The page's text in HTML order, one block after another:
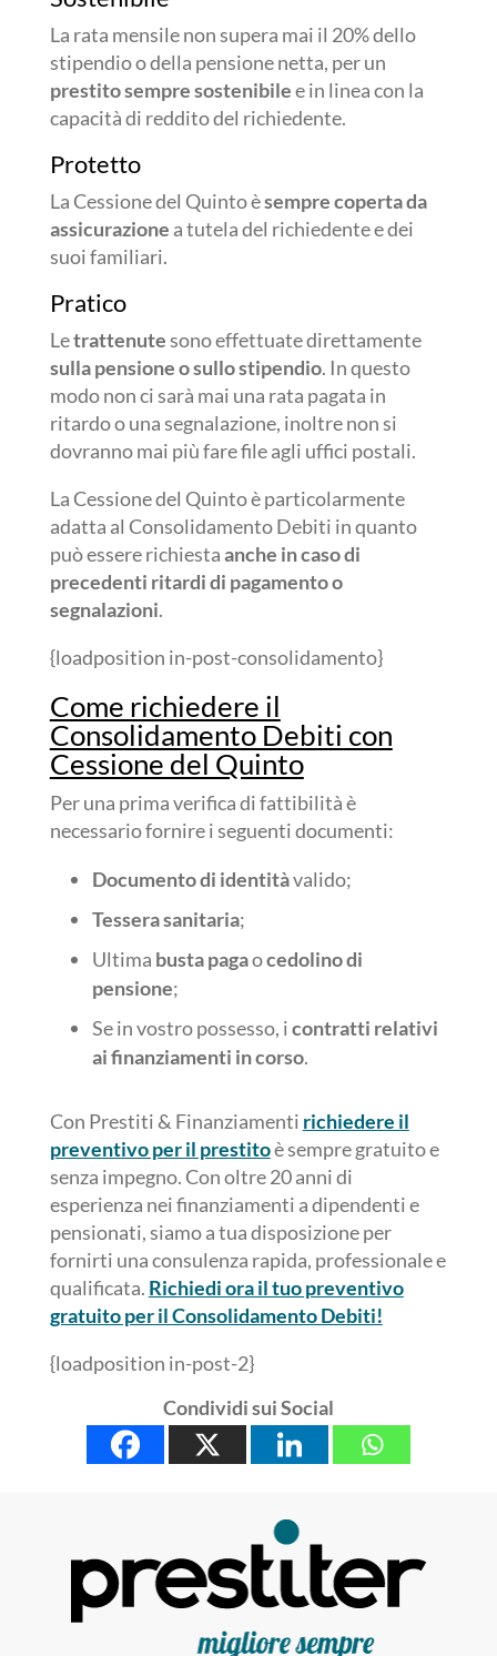
La rata mensile non supera mai il 20% dello
stipendio o della pensione netta, per un
prestito sempre sostenibilee in linea con la
capacità di reddito del richiedente.
Protetto
La Cessione del Quinto èsempre coperta da
assicurazione a tutela del richiedente e dei
suoi familiari.
Pratico
Letrattenutesono effettuate direttamente
sulla pensione o sullo stipendio. In questo
modo non ci sarà mai una rata pagata in
ritardo o una segnalazione, inoltre non si
dovranno mai più fare file agli uffici postali.
La Cessione del Quinto è particolarmente
adatta al Consolidamento Debiti in quanto
può essere richiestaanche in caso di
precedenti ritardi di pagamento o
segnalazioni.
{loadposition in-post-consolidamento}
Come richiedere il
Consolidamento Debiti con
Cessione del Quinto
Per una prima verifica di fattibilità è
necessario fornire i seguenti documenti:
Documento di identitàvalido;
Tessera sanitaria;
Ultima busta pagaocedolino di
pensione;
Se in vostro possesso, icontratti relativi
ai finanziamenti in corso.
Con Prestiti & Finanziamenti richiedere il
preventivo per il prestitoè sempre gratuito e
senza impegno. Con oltre 20 anni di
esperienza nei finanziamenti a dipendenti e
pensionati, siamo a tua disposizione per
fornirti una consulenza rapida, professionale e
qualificata. Richiedi ora il tuo preventivo
gratuito per il Consolidamento Debiti!
{loadposition in-post-2}
Condividi sui Social